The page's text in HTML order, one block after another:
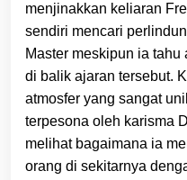
menjinakkan keliaran
sendiri mencari
Master meskipun ia
di balik ajaran tersebut.
atmosfer yang sangat
terpesona oleh karisma
melihat bagaimana ia
orang di sekitarnya